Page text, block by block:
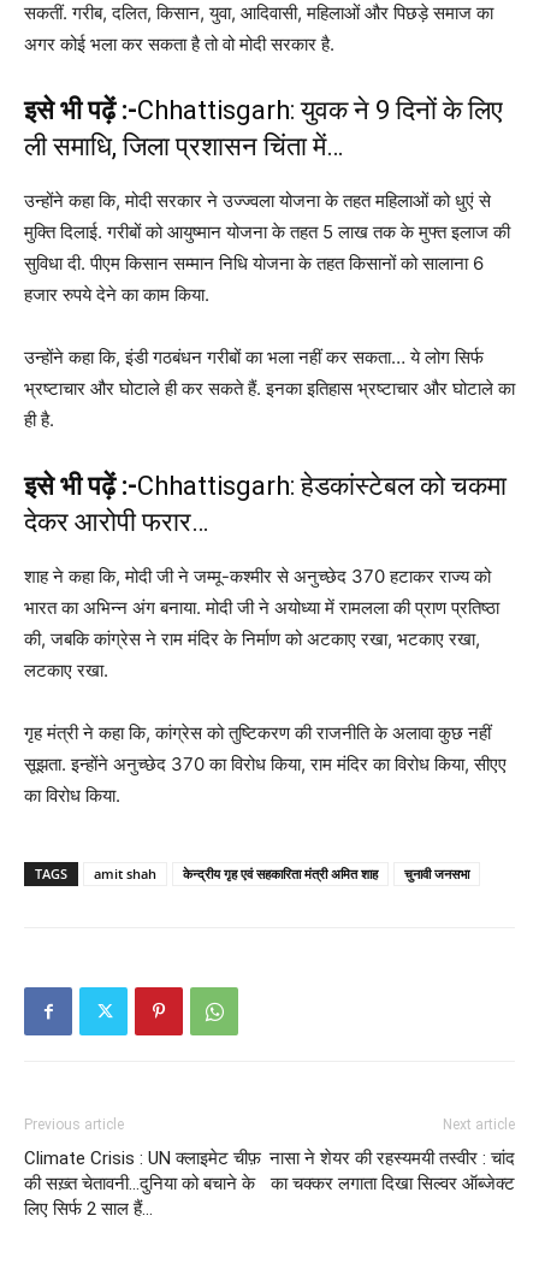
सकतीं. गरीब, दलित, किसान, युवा, आदिवासी, महिलाओं और पिछड़े समाज का
अगर कोई भला कर सकता है तो वो मोदी सरकार है.
इसे भी पढ़ें :-Chhattisgarh: युवक ने 9 दिनों के लिए
ली समाधि, जिला प्रशासन चिंता में…
उन्होंने कहा कि, मोदी सरकार ने उज्ज्वला योजना के तहत महिलाओं को धुएं से
मुक्ति दिलाई. गरीबों को आयुष्मान योजना के तहत 5 लाख तक के मुफ्त इलाज की
सुविधा दी. पीएम किसान सम्मान निधि योजना के तहत किसानों को सालाना 6
हजार रुपये देने का काम किया.
उन्होंने कहा कि, इंडी गठबंधन गरीबों का भला नहीं कर सकता… ये लोग सिर्फ
भ्रष्टाचार और घोटाले ही कर सकते हैं. इनका इतिहास भ्रष्टाचार और घोटाले का
ही है.
इसे भी पढ़ें :-Chhattisgarh: हेडकांस्टेबल को चकमा
देकर आरोपी फरार…
शाह ने कहा कि, मोदी जी ने जम्मू-कश्मीर से अनुच्छेद 370 हटाकर राज्य को
भारत का अभिन्न अंग बनाया. मोदी जी ने अयोध्या में रामलला की प्राण प्रतिष्ठा
की, जबकि कांग्रेस ने राम मंदिर के निर्माण को अटकाए रखा, भटकाए रखा,
लटकाए रखा.
गृह मंत्री ने कहा कि, कांग्रेस को तुष्टिकरण की राजनीति के अलावा कुछ नहीं
सूझता. इन्होंने अनुच्छेद 370 का विरोध किया, राम मंदिर का विरोध किया, सीएए
का विरोध किया.
TAGS amit shah केन्द्रीय गृह एवं सहकारिता मंत्री अमित शाह चुनावी जनसभा
Previous article
Climate Crisis : UN क्लाइमेट चीफ़
की सख़्त चेतावनी…दुनिया को बचाने के
लिए सिर्फ 2 साल हैं…
Next article
नासा ने शेयर की रहस्यमयी तस्वीर : चांद
का चक्कर लगाता दिखा सिल्वर ऑब्जेक्ट